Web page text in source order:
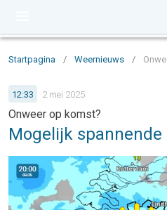
Startpagina / Weernieuws /
12:33 2 mei 2025
Onweer op komst?
Mogelijk spannende